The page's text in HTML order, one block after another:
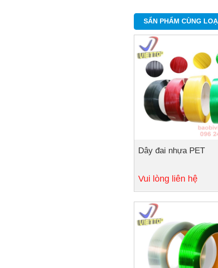
SẨN PHẨM CÙNG
Dây đai nhựa PET
Vui lòng liên hệ